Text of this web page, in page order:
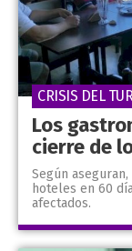
Los
cierre de
Según
hoteles en 60
afectados.
CRISIS DEL